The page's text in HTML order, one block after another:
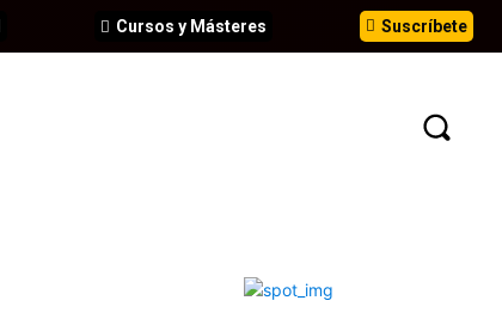
Suscríbete
Cursos y Másteres